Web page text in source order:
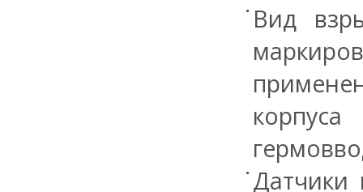
Вид